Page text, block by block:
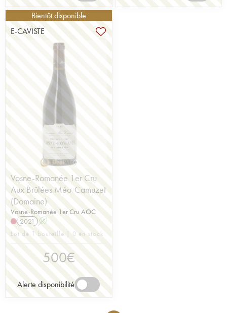
Bientôt disponible
E-CAVISTE
Vosne-Romanée 1er Cru
Aux Brûlées Méo-Camuzet
(Domaine)
Vosne-Romanée 1er Cru AOC
2021
A
Lot de 1 bouteille | 0 en stock
500€
Alerte disponibilité